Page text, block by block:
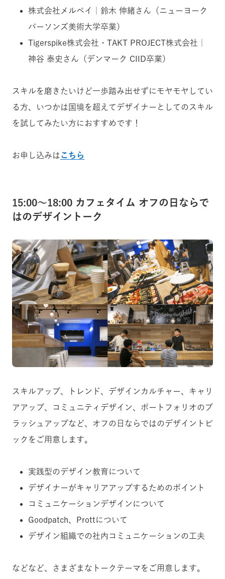
株式会社メルペイ｜鈴木 伸緒さん（ニューヨーク
パーソンズ美術大学卒業）
Tigerspike株式会社・TAKT PROJECT株式会社｜
神谷 泰史さん（デンマーク CIID卒業）
スキルを磨きたいけど一歩踏み出せずにモヤモヤしてい
る方、いつかは国境を超えてデザイナーとしてのスキル
を試してみたい方におすすめです！
お申し込みは こちら
15:00〜18:00 カフェタイム オフの日ならで
はのデザイントーク
スキルアップ、トレンド、デザインカルチャー、キャリ
アアップ、コミュニティデザイン、ポートフォリオのブ
ラッシュアップなど、オフの日ならではのデザイントピ
ックをご用意します。
実践型のデザイン教育について
デザイナーがキャリアアップするためのポイント
コミュニケーションデザインについて
Goodpatch、Prottについて
デザイン組織での社内コミュニケーションの工夫
などなど、さまざまなトークテーマをご用意します。